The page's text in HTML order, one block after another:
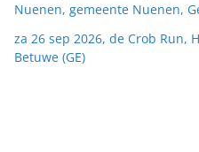
Nuenen, gemeente Nuenen,
za 26 sep 2026, de Crob Run,
Betuwe (GE)